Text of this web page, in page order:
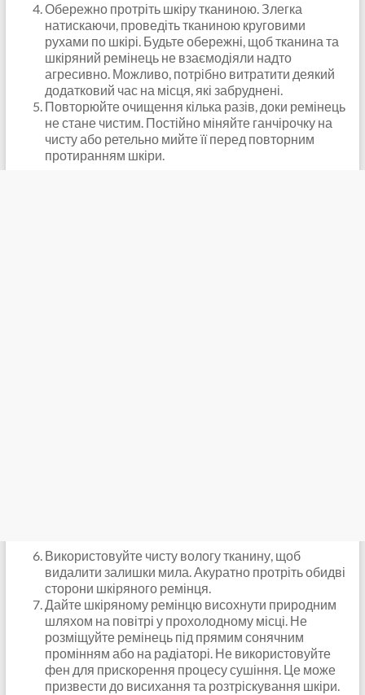
Обережно протріть шкіру тканиною. Злегка
натискаючи, проведіть тканиною круговими
рухами по шкірі. Будьте обережні, щоб тканина та
шкіряний ремінець не взаємодіяли надто
агресивно. Можливо, потрібно витратити деякий
додатковий час на місця, які забруднені.
Повторюйте очищення кілька разів, доки ремінець
не стане чистим. Постійно міняйте ганчірочку на
чисту або ретельно мийте її перед повторним
протиранням шкіри.
Використовуйте чисту вологу тканину, щоб
видалити залишки мила. Акуратно протріть обидві
сторони шкіряного ремінця.
Дайте шкіряному ремінцю висохнути природним
шляхом на повітрі у прохолодному місці. Не
розміщуйте ремінець під прямим сонячним
промінням або на радіаторі. Не використовуйте
фен для прискорення процесу сушіння. Це може
призвести до висихання та розтріскування шкіри.